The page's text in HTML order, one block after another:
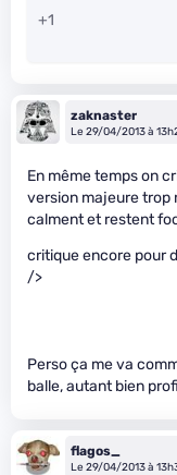
+1
zaknaster
Le 29/04/2013 à
En même temps on
version majeure trop
calment et restent
critique encore pour
/>
Perso ça me va
balle, autant bien
flagos_
Le 29/04/2013 à